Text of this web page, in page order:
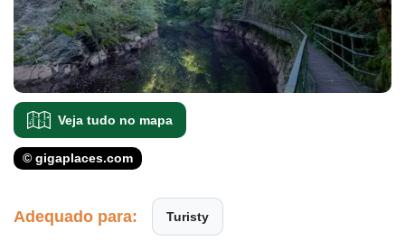
Veja tudo no mapa
© gigaplaces.com
Adequado para: Turisty